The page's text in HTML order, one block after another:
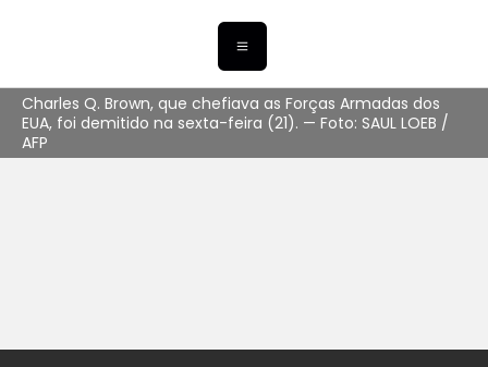
Charles Q. Brown, que chefiava as Forças Armadas dos
EUA, foi demitido na sexta-feira (21). — Foto: SAUL LOEB /
AFP